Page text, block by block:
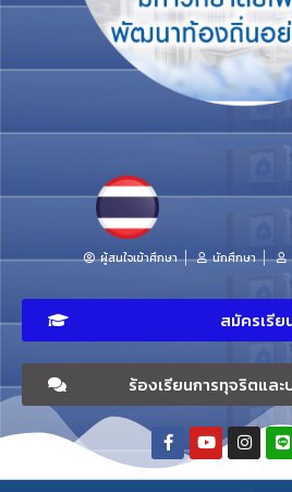
ผู้สนใจเข้าศึกษา นักศึกษา
สมัครเรีย
ร้องเรียนการทุจริตแล